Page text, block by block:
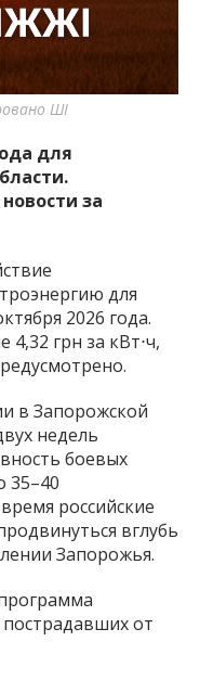
о событиях
и области.
ШІ
для
за
для
2026 года.
4,32 грн за кВт⋅ч,
в Запорожской
недель
боевых
35–40
российские
вглубь
Запорожья.
от